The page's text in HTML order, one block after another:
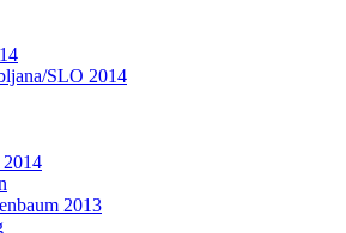
SLO 2014
2013